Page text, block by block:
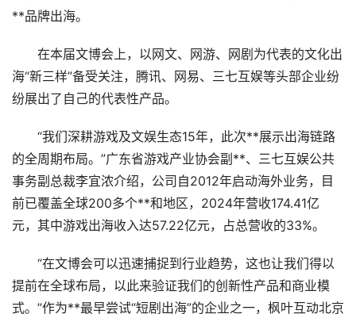
**品牌出海。
在本届文博会上，以网文、网游、网剧为代表的文化出
海“新三样”备受关注，腾讯、网易、三七互娱等头部企业纷
纷展出了自己的代表性产品。
“我们深耕游戏及文娱生态15年，此次**展示出海链路
的全周期布局。”广东省游戏产业协会副**、三七互娱公共
事务副总裁李宜浓介绍，公司自2012年启动海外业务，目
前已覆盖全球200多个**和地区，2024年营收174.41亿
元，其中游戏出海收入达57.22亿元，占总营收的33%。
“在文博会可以迅速捕捉到行业趋势，这也让我们得以
提前在全球布局，以此来验证我们的创新性产品和商业模
式。”作为**最早尝试“短剧出海”的企业之一，枫叶互动北京